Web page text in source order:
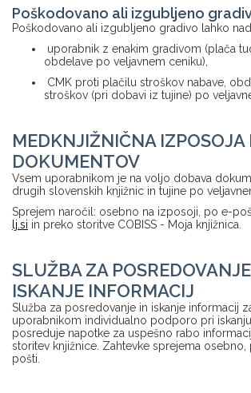
Poškodovano ali izgubljeno
Poškodovano ali izgubljeno gradivo lahko
uporabnik z enakim gradivom (plača
obdelave po veljavnem ceniku),
CMK proti plačilu stroškov nabave,
stroškov (pri dobavi iz tujine) po
MEDKNJIŽNIČNA IZPOSOJA
DOKUMENTOV
Vsem uporabnikom je na voljo dobava
drugih slovenskih knjižnic in tujine po
Sprejem naročil: osebno na izposoji, po e-
lj.si in preko storitve COBISS - Moja knjižnica.
SLUŽBA ZA
ISKANJE INFORMACIJ
Služba za posredovanje in iskanje informacij
uporabnikom individualno podporo pri
posreduje napotke za uspešno rabo
storitev knjižnice. Zahtevke sprejema
pošti.